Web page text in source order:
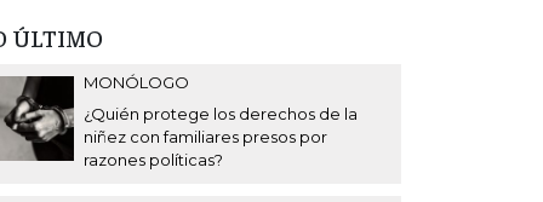
ÚLTIMO
MONÓLOGO
¿Quién protege los derechos de la
niñez con familiares presos por
razones políticas?